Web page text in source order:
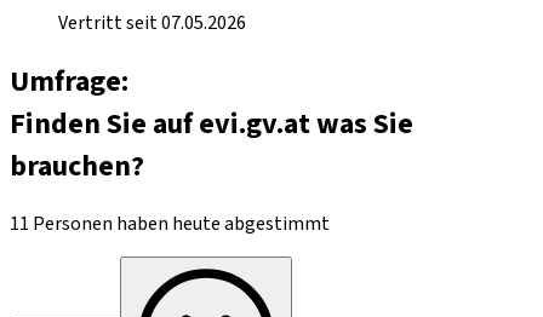
Vertritt seit 07.05.2026
Umfrage:
Finden Sie auf evi.gv.at was Sie
brauchen?
11 Personen haben heute abgestimmt